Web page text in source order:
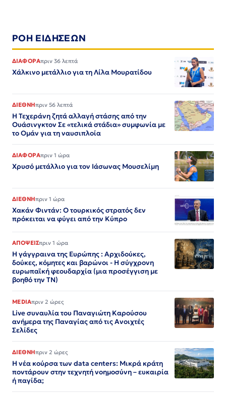
ΡΟΗ ΕΙΔΗΣΕΩΝ
ΔΙΑΦΟΡΑπριν 36 λεπτά
Χάλκινο μετάλλιο για τη Λίλα Μουρατίδου
ΔΙΕΘΝΗπριν 56 λεπτά
Η Τεχεράνη ζητά αλλαγή στάσης από την
Ουάσινγκτον Σε «τελικά στάδια» συμφωνία με
το Ομάν για τη ναυσιπλοία
ΔΙΑΦΟΡΑπριν 1 ώρα
Χρυσό μετάλλιο για τον Iάσωνας Μουσελίμη
ΔΙΕΘΝΗπριν 1 ώρα
Χακάν Φιντάν: Ο τουρκικός στρατός δεν
πρόκειται να φύγει από την Κύπρο
ΑΠΟΨΕΙΣπριν 1 ώρα
Η γάγγραινα της Ευρώπης : Αρχιδούκες,
δούκες, κόμητες και βαρώνοι - Η σύγχρονη
ευρωπαϊκή φεουδαρχία (μια προσέγγιση με
βοηθό την ΤΝ)
MEDIAπριν 2 ώρες
Live συναυλία του Παναγιώτη Καρούσου
ανήμερα της Παναγίας από τις Ανοιχτές
Σελίδες
ΔΙΕΘΝΗπριν 2 ώρες
Η νέα κούρσα των data centers: Μικρά κράτη
ποντάρουν στην τεχνητή νοημοσύνη – ευκαιρία
ή παγίδα;